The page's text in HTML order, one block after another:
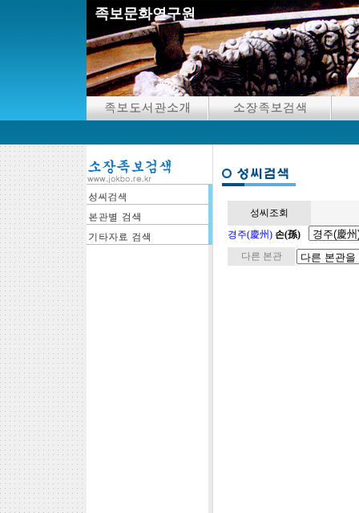
족보문화연구원
성씨조회
경주(慶州) 손(孫)
다른 본관